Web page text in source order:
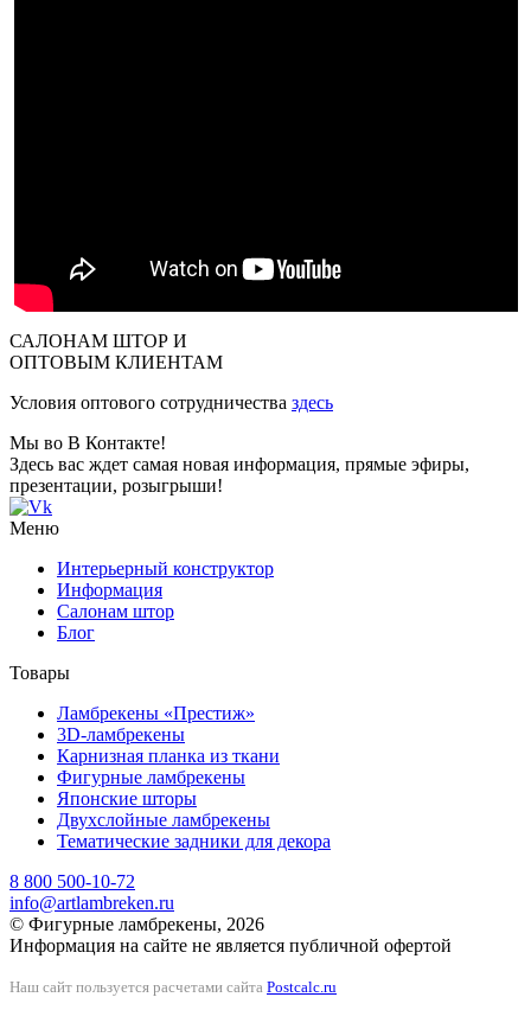
САЛОНАМ ШТОР И
ОПТОВЫМ КЛИЕНТАМ
Условия оптового сотрудничества здесь
Мы во В Контакте!
Здесь вас ждет самая новая информация, прямые эфиры,
презентации, розыгрыши!
Меню
Интерьерный конструктор
Информация
Салонам штор
Блог
Товары
Ламбрекены «Престиж»
3D-ламбрекены
Карнизная планка из ткани
Фигурные ламбрекены
Японские шторы
Двухслойные ламбрекены
Тематические задники для декора
8 800 500-10-72
info@artlambreken.ru
© Фигурные ламбрекены, 2026
Информация на сайте не является публичной офертой
Наш сайт пользуется расчетами сайта Postcalc.ru